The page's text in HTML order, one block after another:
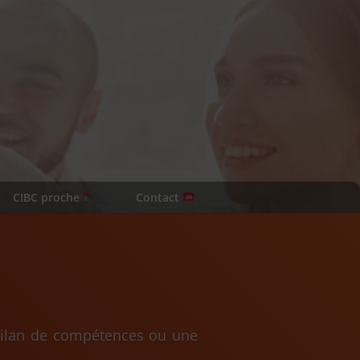
CIBC proche Contact
de compétences ou une